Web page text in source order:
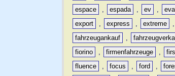
espace
, espada , ev ,
export
, express , extreme ,
fahrzeugankauf
,
fiorino
, firmenfahrzeuge ,
fluence
, focus , ford ,